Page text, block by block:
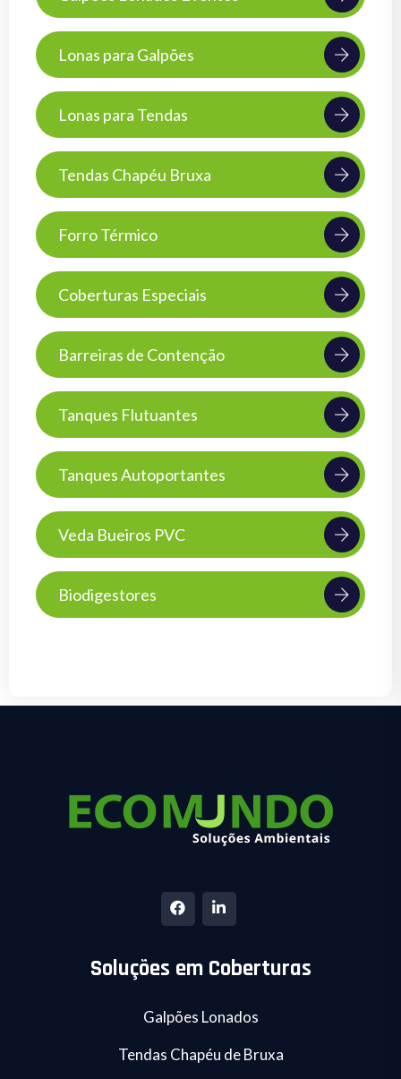
Lonas para Galpões
Lonas para Tendas
Tendas Chapéu Bruxa
Forro Térmico
Coberturas Especiais
Barreiras de Contenção
Tanques Flutuantes
Tanques Autoportantes
Veda Bueiros PVC
Biodigestores
Soluções em Coberturas
Galpões Lonados
Tendas Chapéu de Bruxa